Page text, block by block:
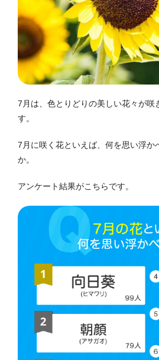
7月は、色とりどりの美しい花々が咲
す。
7月に咲く花といえば、何を思い浮か
か。
アンケート結果がこちらです。